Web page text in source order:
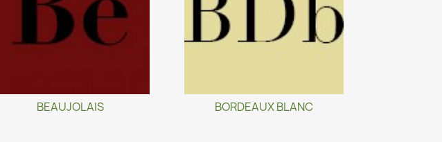
BEAUJOLAIS BORDEAUX BLANC